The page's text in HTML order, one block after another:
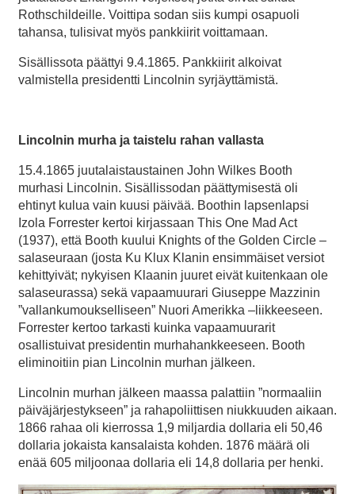
Rothschildeille. Voittipa sodan siis kumpi osapuoli
tahansa, tulisivat myös pankkiirit voittamaan.
Sisällissota päättyi 9.4.1865. Pankkiirit alkoivat
valmistella presidentti Lincolnin syrjäyttämistä.
Lincolnin murha ja taistelu rahan vallasta
15.4.1865 juutalaistaustainen John Wilkes Booth
murhasi Lincolnin. Sisällissodan päättymisestä oli
ehtinyt kulua vain kuusi päivää. Boothin lapsenlapsi
Izola Forrester kertoi kirjassaan This One Mad Act
(1937), että Booth kuului Knights of the Golden Circle –
salaseuraan (josta Ku Klux Klanin ensimmäiset versiot
kehittyivät; nykyisen Klaanin juuret eivät kuitenkaan ole
salaseurassa) sekä vapaamuurari Giuseppe Mazzinin
”vallankumoukselliseen” Nuori Amerikka –liikkeeseen.
Forrester kertoo tarkasti kuinka vapaamuurarit
osallistuivat presidentin murhahankkeeseen. Booth
eliminoitiin pian Lincolnin murhan jälkeen.
Lincolnin murhan jälkeen maassa palattiin ”normaaliin
päiväjärjestykseen” ja rahapoliittisen niukkuuden aikaan.
1866 rahaa oli kierrossa 1,9 miljardia dollaria eli 50,46
dollaria jokaista kansalaista kohden. 1876 määrä oli
enää 605 miljoonaa dollaria eli 14,8 dollaria per henki.